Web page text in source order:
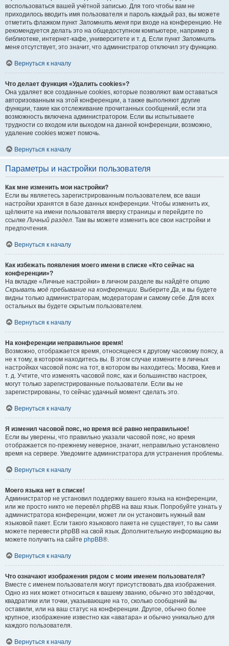
воспользоваться вашей учётной записью. Для того чтобы вам не
приходилось вводить имя пользователя и пароль каждый раз, вы можете
отметить флажком пункт Запомнить меня при входе на конференцию. Не
рекомендуется делать это на общедоступном компьютере, например в
библиотеке, интернет-кафе, университете и т. д. Если пункт Запомнить
меня отсутствует, это значит, что администратор отключил эту функцию.
Вернуться к началу
Что делает функция «Удалить cookies»?
Она удаляет все созданные cookies, которые позволяют вам оставаться
авторизованным на этой конференции, а также выполняют другие
функции, такие как отслеживание прочитанных сообщений, если эта
возможность включена администратором. Если вы испытываете
трудности со входом или выходом на данной конференции, возможно,
удаление cookies может помочь.
Вернуться к началу
Параметры и настройки пользователя
Как мне изменить мои настройки?
Если вы являетесь зарегистрированным пользователем, все ваши
настройки хранятся в базе данных конференции. Чтобы изменить их,
щёлкните на имени пользователя вверху страницы и перейдите по
ссылкеЛичный раздел. Там вы можете изменить все свои настройки и
предпочтения.
Вернуться к началу
Как избежать появления моего имени в списке «Кто сейчас на
конференции»?
На вкладке «Личные настройки» в личном разделе вы найдёте опцию
Скрывать моё пребывание на конференции. ВыберитеДа, и вы будете
видны только администраторам, модераторам и самому себе. Для всех
остальных вы будете скрытым пользователем.
Вернуться к началу
На конференции неправильное время!
Возможно, отображается время, относящееся к другому часовому поясу, а
не к тому, в котором находитесь вы. В этом случае измените в личных
настройках часовой пояс на тот, в котором вы находитесь: Москва, Киев и
т. д. Учтите, что изменять часовой пояс, как и большинство настроек,
могут только зарегистрированные пользователи. Если вы не
зарегистрированы, то сейчас удачный момент сделать это.
Вернуться к началу
Я изменил часовой пояс, но время всё равно неправильное!
Если вы уверены, что правильно указали часовой пояс, но время
отображается по-прежнему неверное, значит, неправильно установлено
время на сервере. Уведомите администратора для устранения проблемы.
Вернуться к началу
Моего языка нет в списке!
Администратор не установил поддержку вашего языка на конференции,
или же просто никто не перевёл phpBB на ваш язык. Попробуйте узнать у
администратора конференции, может ли он установить нужный вам
языковой пакет. Если такого языкового пакета не существует, то вы сами
можете перевести phpBB на свой язык. Дополнительную информацию вы
можете получить на сайте phpBB®.
Вернуться к началу
Что означают изображения рядом с моим именем пользователя?
Вместе с именем пользователя могут присутствовать два изображения.
Одно из них может относиться к вашему званию, обычно это звёздочки,
квадратики или точки, указывающие на то, сколько сообщений вы
оставили, или на ваш статус на конференции. Другое, обычно более
крупное, изображение известно как «аватара» и обычно уникально для
каждого пользователя.
Вернуться к началу